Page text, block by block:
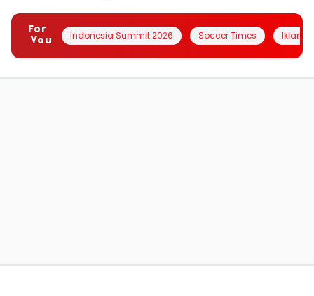
For
You
Indonesia Summit 2026 Soccer Times Iklanin